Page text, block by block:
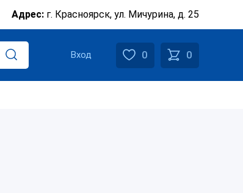
Адрес: г. Красноярск, ул. Мичурина, д. 25
Вход 0 0